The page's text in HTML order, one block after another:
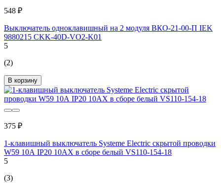
548 ₽
Выключатель одноклавишный на 2 модуля ВКО-21-00-П IEK
9880215 CKK-40D-VO2-K01
5
(2)
В корзину
375 ₽
1-клавишный выключатель Systeme Electric скрытой проводки
W59 10А IP20 10AX в сборе белый VS110-154-18
5
(3)